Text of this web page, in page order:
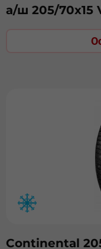
а/ш 205/70х15
Continental